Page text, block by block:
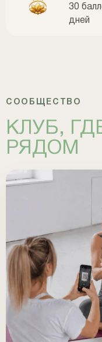
30
дней
СООБЩЕСТВО
КЛУБ,
РЯДОМ